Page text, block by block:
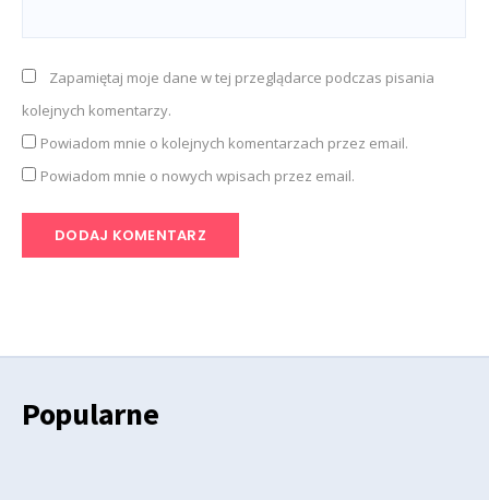
Zapamiętaj moje dane w tej przeglądarce podczas pisania
kolejnych komentarzy.
Powiadom mnie o kolejnych komentarzach przez email.
Powiadom mnie o nowych wpisach przez email.
Popularne